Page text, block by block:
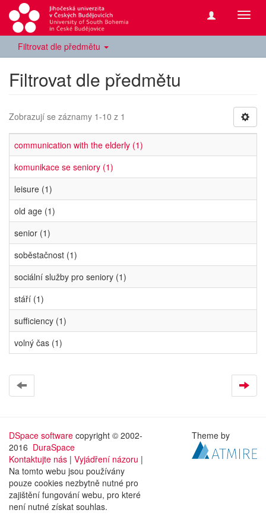
Filtrovat dle předmětu
Filtrovat dle předmětu
Zobrazují se záznamy 1-10 z 1
communication with the elderly (1)
komunikace se seniory (1)
leisure (1)
old age (1)
senior (1)
soběstačnost (1)
sociální služby pro seniory (1)
stáří (1)
sufficiency (1)
volný čas (1)
DSpace software copyright © 2002-
2016 DuraSpace
Kontaktujte nás | Vyjádření názoru |
Na tomto webu jsou používány
pouze cookies nezbytně nutné pro
zajištění fungování webu, pro které
není nutné získat souhlas.
Theme by